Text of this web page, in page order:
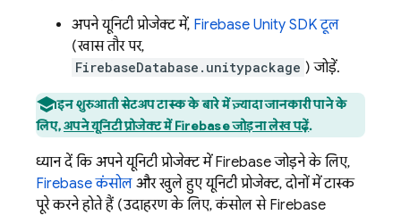
अपने यूनिटी प्रोजेक्ट में, Firebase Unity SDK टूल
(खास तौर पर,
FirebaseDatabase.unitypackage ) जोड़ें.
इन शुरुआती सेटअप टास्क के बारे में ज़्यादा जानकारी पाने के
लिए,अपने यूनिटी प्रोजेक्ट में Firebase जोड़ना लेख पढ़ें.
ध्यान दें कि अपने यूनिटी प्रोजेक्ट में Firebase जोड़ने के लिए,
Firebaseकंसोल और खुले हुए यूनिटी प्रोजेक्ट, दोनों में टास्क
पूरे करने होते हैं (उदाहरण के लिए, कंसोल से Firebase